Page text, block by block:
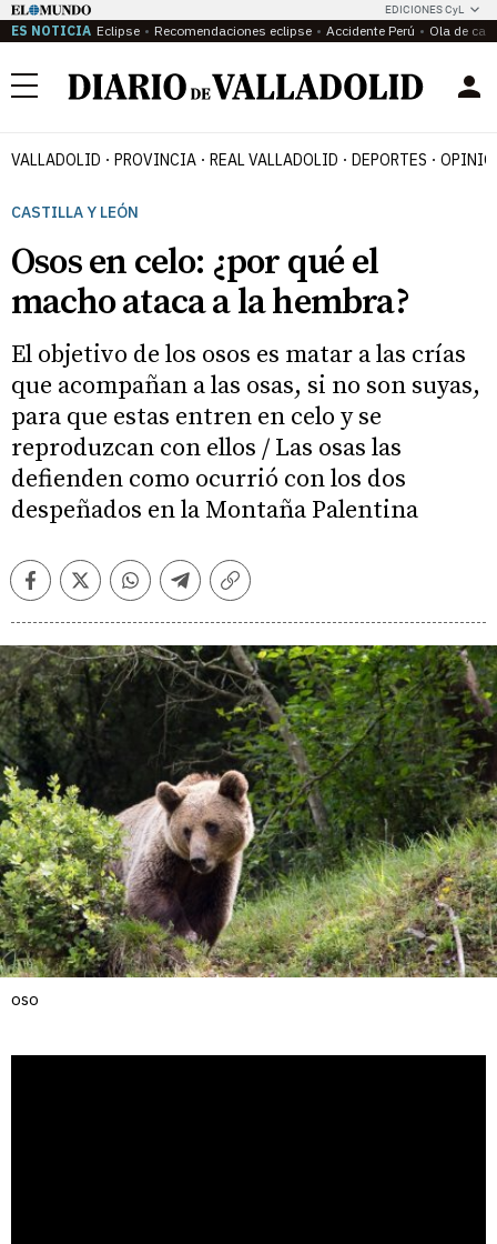
EDICIONES CyL
ES NOTICIA Eclipse Recomendaciones eclipse Accidente Perú Ola de
Menú
VALLADOLID PROVINCIA REAL VALLADOLID DEPORTES
CASTILLA Y LEÓN
Osos en celo: ¿por qué el
macho ataca a la hembra?
El objetivo de los osos es matar a las crías
que acompañan a las osas, si no son suyas,
para que estas entren en celo y se
reproduzcan con ellos / Las osas las
defienden como ocurrió con los dos
despeñados en la Montaña Palentina
FacebookTwitterWhatsappTelegramCopiar
oso